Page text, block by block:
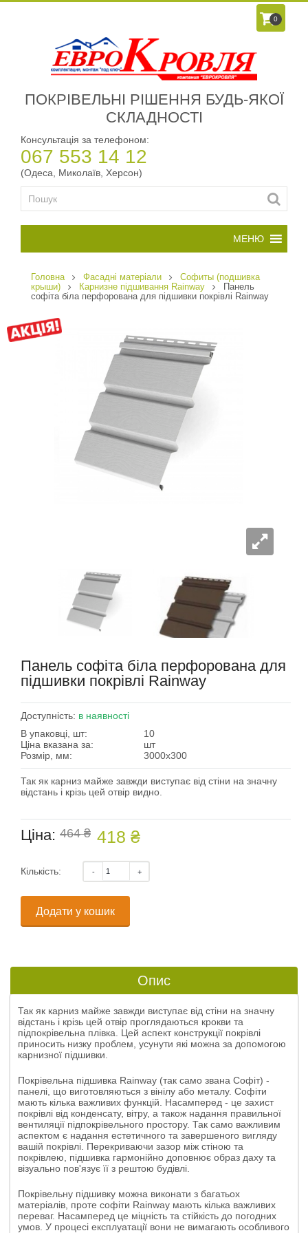
0
ПОКРІВЕЛЬНІ РІШЕННЯ БУДЬ-ЯКОЇ
СКЛАДНОСТІ
Консультація за телефоном:
067 553 14 12
(Одеса, Миколаїв, Херсон)
Головна Фасадні матеріали
Софиты (подшивка
крыши)
Карнизне підшивання Rainway
Панель
софіта біла перфорована для підшивки покрівлі Rainway
Панель софіта біла перфорована для
підшивки покрівлі Rainway
Доступність: в наявності
В упаковці, шт:
10
Ціна вказана за:
шт
Розмір, мм:
3000х300
Так як карниз майже завжди виступає від стіни на значну
відстань і крізь цей отвір видно.
Ціна: 464 ₴ 418 ₴
Кількість:
Додати у кошик
Опис
Так як карниз майже завжди виступає від стіни на значну
відстань і крізь цей отвір проглядаються крокви та
підпокрівельна плівка. Цей аспект конструкції покрівлі
приносить низку проблем, усунути які можна за допомогою
карнизної підшивки.
Покрівельна підшивка Rainway (так само звана Софіт) -
панелі, що виготовляються з вінілу або металу. Софіти
мають кілька важливих функцій. Насамперед - це захист
покрівлі від конденсату, вітру, а також надання правильної
вентиляції підпокрівельного простору. Так само важливим
аспектом є надання естетичного та завершеного вигляду
вашій покрівлі. Перекриваючи зазор між стіною та
покрівлею, підшивка гармонійно доповнює образ даху та
візуально пов'язує її з рештою будівлі.
Покрівельну підшивку можна виконати з багатьох
матеріалів, проте софіти Rainway мають кілька важливих
переваг. Насамперед це міцність та стійкість до погодних
умов. У процесі експлуатації вони не вимагають особливого